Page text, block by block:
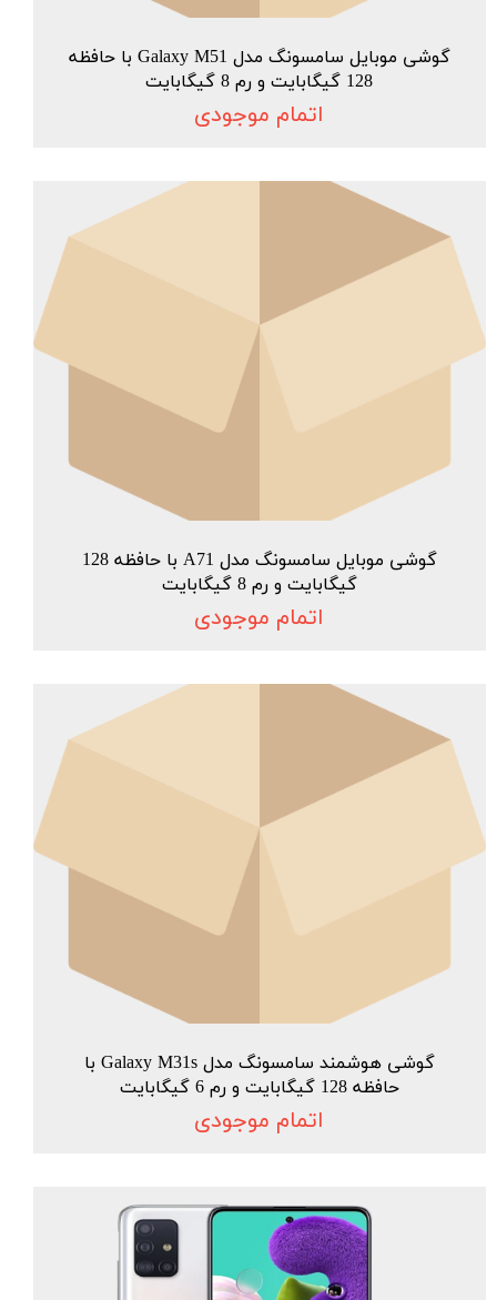
گوشی موبایل سامسونگ مدل Galaxy M51 با حافظه
128 گیگابایت و رم 8 گیگابایت
اتمام موجودی
گوشی موبایل سامسونگ مدل A71 با حافظه 128
گیگابایت و رم 8 گیگابایت
اتمام موجودی
گوشی هوشمند سامسونگ مدل Galaxy M31s با
حافظه 128 گیگابایت و رم 6 گیگابایت
اتمام موجودی